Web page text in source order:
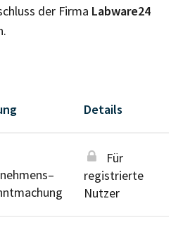
der Firma Labware24
Details
Für
registrierte
Nutzer